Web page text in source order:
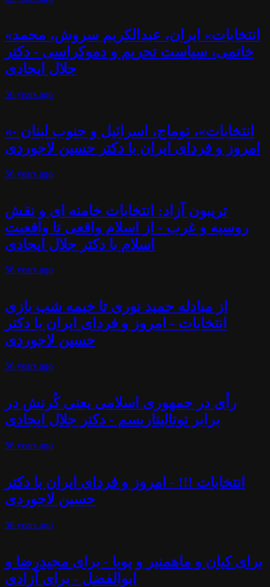
«انتخابات» ایران، عبدالکریم سروش، محمد
خاتمی، سیاست تحریم و دموکراسی - دکتر
جلال ایجادی
56 years ago
«انتخابات»، توماج، اسرائیل و جنوب لبنان -
امروز و فردای ایران با دکتر حسین لاجوردی
56 years ago
تریبون آزاد: انتخابات خامنه ای و نقش
روسیه و غرب - از اسلام واقعی تا واقعیت
اسلام با دکتر جلال ایجادی
56 years ago
از مبادله حمید نوری تا خیمه شب بازی
انتخابات - امروز و فردای ایران با دکتر
حسین لاجوردی
56 years ago
رأی در جمهوری اسلامی یعنی کُرنش در
برابر توتالیتاریسم - دکتر جلال ایجادی
56 years ago
انتخابات !!! - امروز و فردای ایران با دکتر
حسین لاجوردی
56 years ago
برای کیان و ماهمنیر و پویا - برای مجیدرضا و
ابوالفضل - برای آزادی